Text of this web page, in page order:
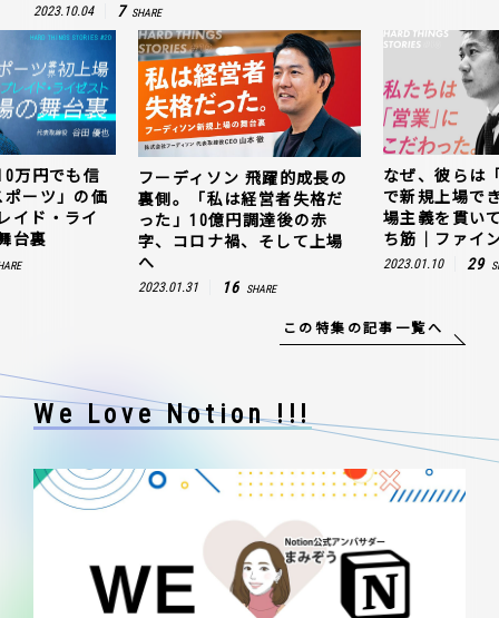
2023.10.04 7 SHARE
万円でも信
ーツ」の価
イド・ライ
台裏
フーディソン 飛躍的成長の
裏側。「私は経営者失格だ
った」10億円調達後の赤
字、コロナ禍、そして上場
へ
2023.01.31 16 SHARE
なぜ、彼らは
で新規上場で
場主義を貫い
ち筋｜ファイ
2023.01.10 29
この特集の記事一覧へ
We Love Notion !!!